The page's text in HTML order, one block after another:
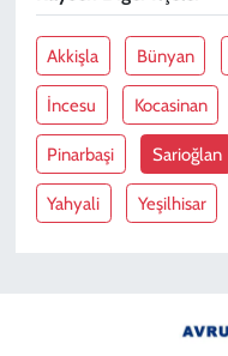
Akkişla Bünyan
İncesu Kocasinan
Pinarbaşi Sarioğlan
Yahyali Yeşilhisar